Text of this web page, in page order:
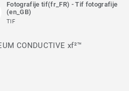
Fotografije tif(fr_FR) - Tif fotografije
(en_GB)
TIF
CONDUCTIVE xf²™